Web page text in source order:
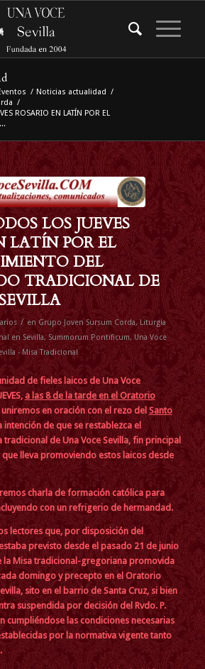
/ Noticias actualidad /
/
ROSARIO EN LATÍN POR EL
LOS JUEVES
LATÍN POR EL
DEL
TRADICIONAL DE
/ en Grupo Joven Sursum Corda,Liturgia
en Sevilla, Summorum Pontificum,Una Voce
- Misa Tradicional
de fieles laicos de Una Voce
a las 8 de la tarde en el Oratorio
en oración con el rezo del Santo
intención de que se restablezca el
de Una Voce Sevilla, fin principal
lleva promoviendo estos laicos desde
charla de formación católica para
con un refrigerio de hermandad.
lectores que, por disposición del
previsto desde el pasado 21 de junio
la Misa tradicional-gregoriana promovida
domingo y precepto en el Oratorio
sito en el barrio de Santa Cruz, si bien
suspendida por decisión del Rvdo. P.
cumpliéndose las condiciones necesarias
por la normativa vigente tanto